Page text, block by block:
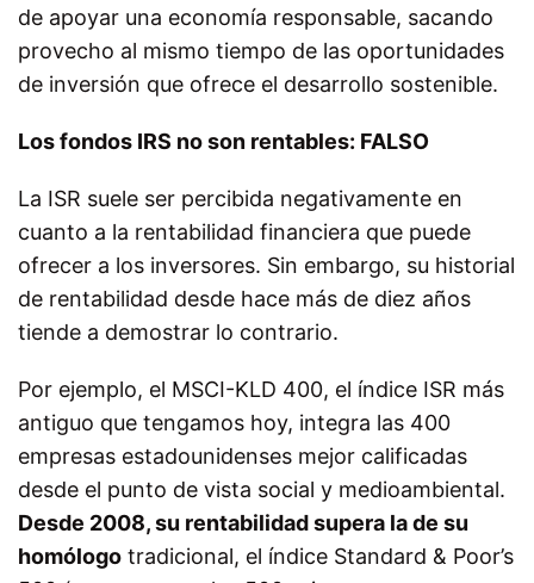
de apoyar una economía responsable, sacando
provecho al mismo tiempo de las oportunidades
de inversión que ofrece el desarrollo sostenible.
Los fondos IRS no son rentables: FALSO
La ISR suele ser percibida negativamente en
cuanto a la rentabilidad financiera que puede
ofrecer a los inversores. Sin embargo, su historial
de rentabilidad desde hace más de diez años
tiende a demostrar lo contrario.
Por ejemplo, el MSCI-KLD 400, el índice ISR más
antiguo que tengamos hoy, integra las 400
empresas estadounidenses mejor calificadas
desde el punto de vista social y medioambiental.
Desde 2008, su rentabilidad supera la de su
homólogo tradicional, el índice Standard & Poor’s